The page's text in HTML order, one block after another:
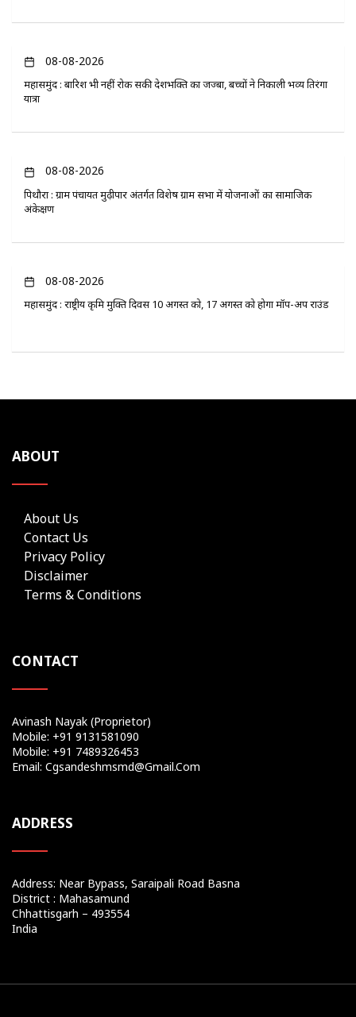
08-08-2026
महासमुंद : बारिश भी नहीं रोक सकी देशभक्ति का जज्बा, बच्चों ने निकाली भव्य तिरंगा
यात्रा
08-08-2026
पिथौरा : ग्राम पंचायत मुढ़ीपार अंतर्गत विशेष ग्राम सभा में योजनाओं का सामाजिक
अंकेक्षण
08-08-2026
महासमुंद : राष्ट्रीय कृमि मुक्ति दिवस 10 अगस्त को, 17 अगस्त को होगा मॉप-अप राउंड
ABOUT
About Us
Contact Us
Privacy Policy
Disclaimer
Terms & Conditions
CONTACT
Avinash Nayak (Proprietor)
Mobile: +91 9131581090
Mobile: +91 7489326453
Email: Cgsandeshmsmd@gmail.com
ADDRESS
Address: Near Bypass, Saraipali Road Basna
District : Mahasamund
Chhattisgarh – 493554
India